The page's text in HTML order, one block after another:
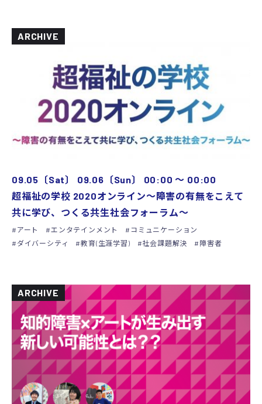
ARCHIVE
09.05〔Sat〕 09.06〔Sun〕 00:00 〜 00:00
超福祉の学校 2020オンライン～障害の有無をこえて
共に学び、つくる共生社会フォーラム～
アート エンタテインメント
コミュニケーション
ダイバーシティ
教育(生涯学習) 社会課題解決 障害者
ARCHIVE